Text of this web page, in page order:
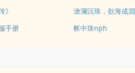
》
滄瀾沉珠，欲海成淵
手册 帐中珠nph